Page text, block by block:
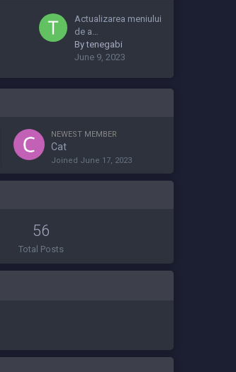
Actualizarea meniului
de a…
Bytenegabi
June 9, 2023
NEWEST MEMBER
Cat
Joined June 17, 2023
56
Total Posts